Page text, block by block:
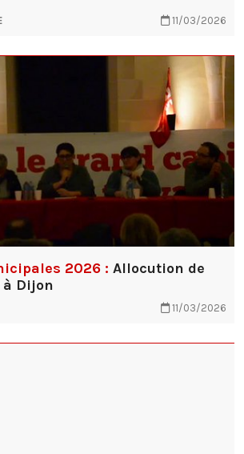
11/03/2026
2026 : Allocution de
à Dijon
11/03/2026